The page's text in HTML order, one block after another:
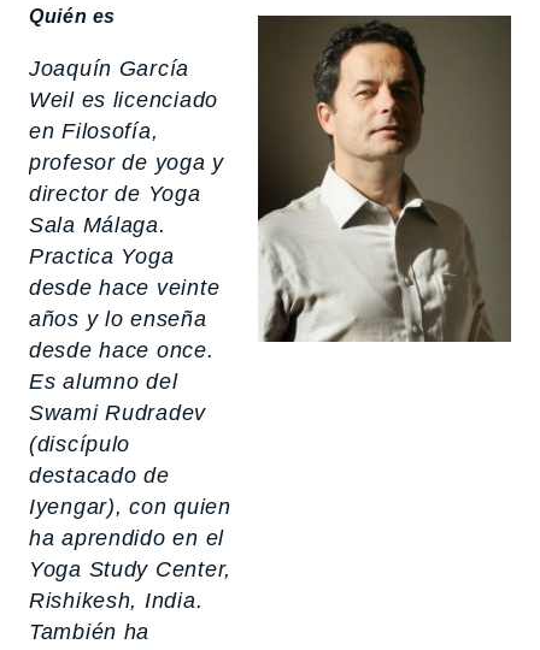
Quién es
Joaquín García
Weil es licenciado
en Filosofía,
profesor de yoga y
director de Yoga
Sala Málaga.
Practica Yoga
desde hace veinte
años y lo enseña
desde hace once.
Es alumno del
Swami Rudradev
(discípulo
destacado de
Iyengar), con quien
ha aprendido en el
Yoga Study Center,
Rishikesh, India.
También ha